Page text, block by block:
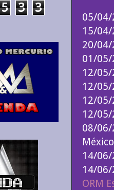
05/
15/
20/
01/
12/
12/
12/
12/
08/06/
México
14/
14/
ORM
5 3 3